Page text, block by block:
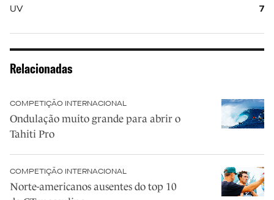
UV
7
Relacionadas
COMPETIÇÃO INTERNACIONAL
Ondulação muito grande para abrir o
Tahiti Pro
COMPETIÇÃO INTERNACIONAL
Norte-americanos ausentes do top 10